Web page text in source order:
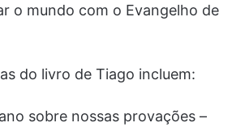
o mundo com o Evangelho de
do livro de Tiago incluem:
sobre nossas provações –